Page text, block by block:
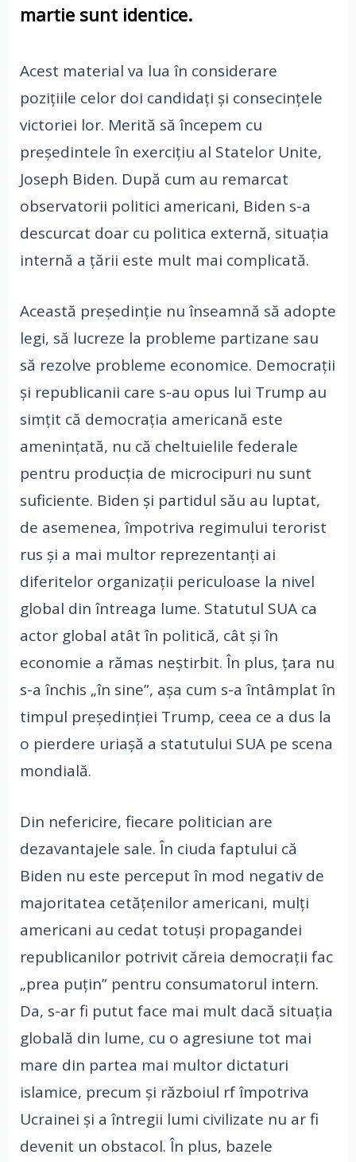
martie sunt identice.
Acest material va lua în considerare
pozițiile celor doi candidați și consecințele
victoriei lor. Merită să începem cu
președintele în exercițiu al Statelor Unite,
Joseph Biden. După cum au remarcat
observatorii politici americani, Biden s-a
descurcat doar cu politica externă, situația
internă a țării este mult mai complicată.
Această președinție nu înseamnă să adopte
legi, să lucreze la probleme partizane sau
să rezolve probleme economice. Democrații
și republicanii care s-au opus lui Trump au
simțit că democrația americană este
amenințată, nu că cheltuielile federale
pentru producția de microcipuri nu sunt
suficiente. Biden și partidul său au luptat,
de asemenea, împotriva regimului terorist
rus și a mai multor reprezentanți ai
diferitelor organizații periculoase la nivel
global din întreaga lume. Statutul SUA ca
actor global atât în politică, cât și în
economie a rămas neștirbit. În plus, țara nu
s-a închis „în sine”, așa cum s-a întâmplat în
timpul președinției Trump, ceea ce a dus la
o pierdere uriașă a statutului SUA pe scena
mondială.
Din nefericire, fiecare politician are
dezavantajele sale. În ciuda faptului că
Biden nu este perceput în mod negativ de
majoritatea cetățenilor americani, mulți
americani au cedat totuși propagandei
republicanilor potrivit căreia democrații fac
„prea puțin” pentru consumatorul intern.
Da, s-ar fi putut face mai mult dacă situația
globală din lume, cu o agresiune tot mai
mare din partea mai multor dictaturi
islamice, precum și războiul rf împotriva
Ucrainei și a întregii lumi civilizate nu ar fi
devenit un obstacol. În plus, bazele